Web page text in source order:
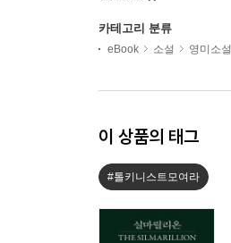
카테고리 분류
eBook 소설 영미소설
이 상품의 태그
#톨키니스트모여라